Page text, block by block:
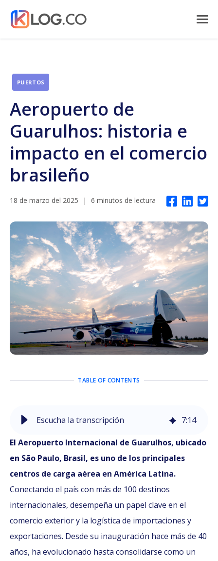
PUERTOS
Aeropuerto de
Guarulhos: historia e
impacto en el comercio
brasileño
18 de marzo del 2025 | 6 minutos de lectura
TABLE OF CONTENTS
Escucha la transcripción 7:14
El Aeropuerto Internacional de Guarulhos, ubicado
en São Paulo, Brasil, es uno de los principales
centros de carga aérea en América Latina.
Conectando el país con más de 100 destinos
internacionales, desempeña un papel clave en el
comercio exterior y la logística de importaciones y
exportaciones. Desde su inauguración hace más de 40
años, ha evolucionado hasta consolidarse como un